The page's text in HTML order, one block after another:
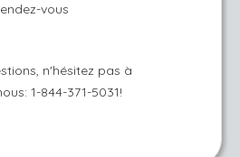
vous
n'hésitez pas à
1-844-371-5031!